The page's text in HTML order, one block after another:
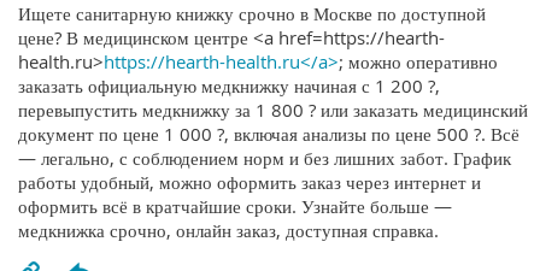
Ищете санитарную книжку срочно в Москве по доступной
цене? В медицинском центре <a href=https://hearth-
health.ru>https://hearth-health.ru</a>; можно оперативно
заказать официальную медкнижку начиная с 1 200 ?,
перевыпустить медкнижку за 1 800 ? или заказать медицинский
документ по цене 1 000 ?, включая анализы по цене 500 ?. Всё
— легально, с соблюдением норм и без лишних забот. График
работы удобный, можно оформить заказ через интернет и
оформить всё в кратчайшие сроки. Узнайте больше —
медкнижка срочно, онлайн заказ, доступная справка.